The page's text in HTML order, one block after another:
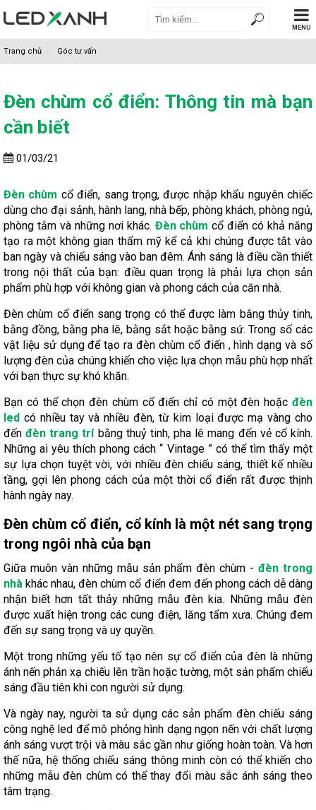
MENU
Trang chủ Góc tư vấn
Đèn chùm cổ điển: Thông tin mà bạn
cần biết
01/03/21
Đèn chùm cổ điển, sang trọng, được nhập khẩu nguyên chiếc
dùng cho đại sảnh, hành lang, nhà bếp, phòng khách, phòng ngủ,
phòng tắm và những nơi khác. Đèn chùm cổ điển có khả năng
tạo ra một không gian thẩm mỹ kể cả khi chúng được tắt vào
ban ngày và chiếu sáng vào ban đêm. Ánh sáng là điều cần thiết
trong nội thất của bạn: điều quan trọng là phải lựa chọn sản
phẩm phù hợp với không gian và phong cách của căn nhà.
Đèn chùm cổ điển sang trọng có thể được làm bằng thủy tinh,
bằng đồng, bằng pha lê, bằng sắt hoặc bằng sứ. Trong số các
vật liệu sử dụng để tạo ra đèn chùm cổ điển , hình dạng và số
lượng đèn của chúng khiến cho việc lựa chọn mẫu phù hợp nhất
với bạn thực sự khó khăn.
Bạn có thể chọn đèn chùm cổ điển chỉ có một đèn hoặc đèn
led có nhiều tay và nhiều đèn, từ kim loại được mạ vàng cho
đếnđèn trang tríbằng thuỷ tinh, pha lê mang đến vẻ cổ kính.
Những ai yêu thích phong cách “ Vintage ” có thể tìm thấy một
sự lựa chọn tuyệt vời, với nhiều đèn chiếu sáng, thiết kế nhiều
tầng, gợi lên phong cách của một thời cổ điển rất được thịnh
hành ngày nay.
Đèn chùm cổ điển, cổ kính là một nét sang trọng
trong ngôi nhà của bạn
Giữa muôn vàn những mẫu sản phẩm đèn chùm -đèn trong
nhà khác nhau, đèn chùm cổ điển đem đến phong cách dễ dàng
nhận biết hơn tất thảy những mẫu đèn kia. Những mẫu đèn
được xuất hiện trong các cung điện, lăng tẩm xưa. Chúng đem
đến sự sang trọng và uy quyền.
Một trong những yếu tố tạo nên sự cổ điển của đèn là những
ánh nến phản xạ chiếu lên trần hoặc tường, một sản phẩm chiếu
sáng đầu tiên khi con người sử dụng.
Và ngày nay, người ta sử dụng các sản phẩm đèn chiếu sáng
công nghệ led để mô phỏng hình dạng ngọn nến với chất lượng
ánh sáng vượt trội và màu sắc gần như giống hoàn toàn. Và hơn
thế nữa, hệ thống chiếu sáng thông minh còn có thể khiến cho
những mẫu đèn chùm có thể thay đổi màu sắc ánh sáng theo
tâm trạng.